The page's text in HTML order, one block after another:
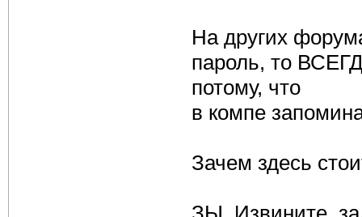
На других
пароль, то
потому, что
в компе
Зачем здесь